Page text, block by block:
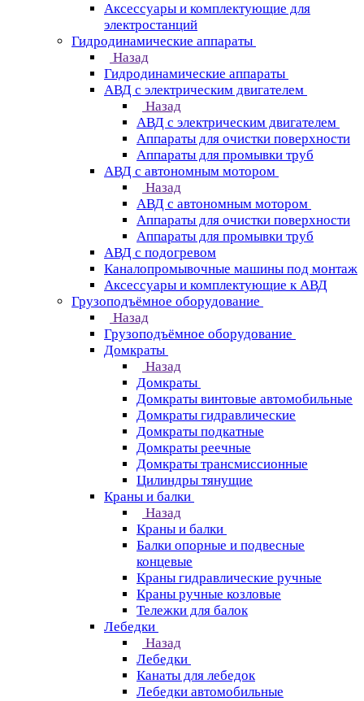
Аксессуары и комплектующие для
электростанций
Гидродинамические аппараты
Назад
Гидродинамические аппараты
АВД с электрическим двигателем
Назад
АВД с электрическим двигателем
Аппараты для очистки поверхности
Аппараты для промывки труб
АВД с автономным мотором
Назад
АВД с автономным мотором
Аппараты для очистки поверхности
Аппараты для промывки труб
АВД с подогревом
Каналопромывочные машины под монтаж
Аксессуары и комплектующие к АВД
Грузоподъёмное оборудование
Назад
Грузоподъёмное оборудование
Домкраты
Назад
Домкраты
Домкраты винтовые автомобильные
Домкраты гидравлические
Домкраты подкатные
Домкраты реечные
Домкраты трансмиссионные
Цилиндры тянущие
Краны и балки
Назад
Краны и балки
Балки опорные и подвесные
концевые
Краны гидравлические ручные
Краны ручные козловые
Тележки для балок
Лебедки
Назад
Лебедки
Канаты для лебедок
Лебедки автомобильные